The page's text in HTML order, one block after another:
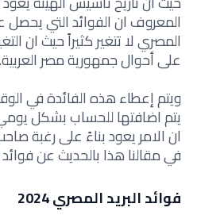
المعروف ان الفوائد التي يحصل
المصري لا تتغير كثيراً حيث ان
على أحوال جمهورية مصر العربية.
ويتم إعطاء هذه الفائدة في
يتم اضافتها للحساب بشكل
ان الامر يعود بناءً على رغبة
في مقالنا هذا بالحديث عن فوائد
فوائد البريد المصري 2024